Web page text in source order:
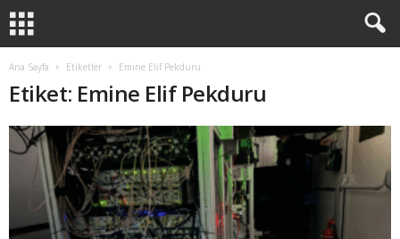
Ana Sayfa Etiketler Emine Elif Pekduru
Etiket: Emine Elif Pekduru